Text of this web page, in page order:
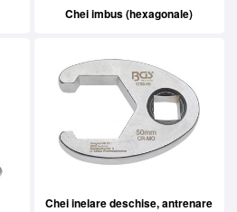
Chei imbus (hexagonale)
Chei inelare deschise, antrenare